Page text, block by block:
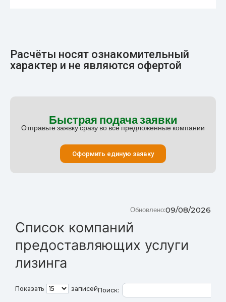
Расчёты носят ознакомительный
характер и не являются офертой
Быстрая подача заявки
Отправьте заявку сразу во все предложенные компании
Оформить единую заявку
09/08/2026
Обновлено:
Список компаний
предоставляющих услуги
лизинга
Показать записейПоиск: